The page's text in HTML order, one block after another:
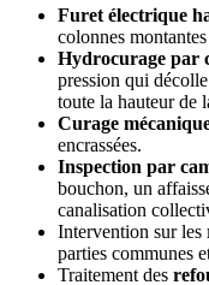
Furet électrique
colonnes
Hydrocurage par
pression qui
toute la hauteur de
Curage
encrassées.
Inspection par
bouchon, un
canalisation
Intervention sur les
parties communes
Traitement des